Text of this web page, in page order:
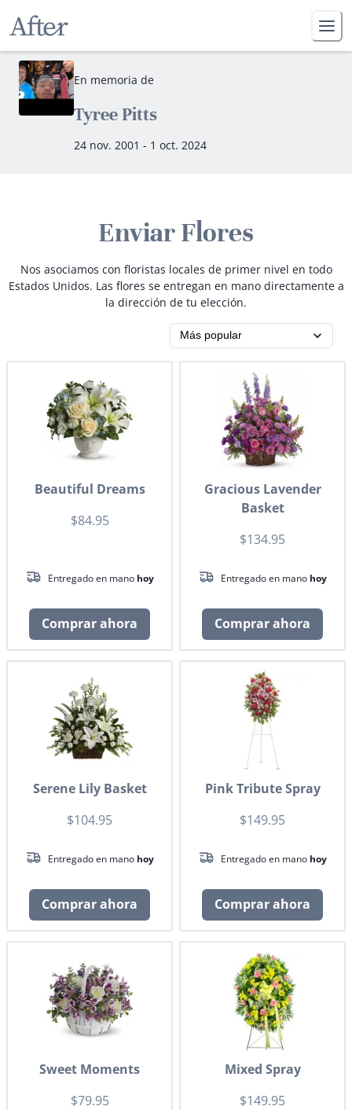
En memoria de
Tyree Pitts
24 nov. 2001 - 1 oct. 2024
Enviar Flores
Nos asociamos con floristas locales de primer nivel en todo
Estados Unidos. Las flores se entregan en mano directamente a
la dirección de tu elección.
Beautiful Dreams
$84.95
Entregado en mano hoy
Comprar ahora
Gracious Lavender
Basket
$134.95
Entregado en mano hoy
Comprar ahora
Serene Lily Basket
$104.95
Entregado en mano hoy
Comprar ahora
Pink Tribute Spray
$149.95
Entregado en mano hoy
Comprar ahora
Sweet Moments
$79.95
Mixed Spray
$149.95